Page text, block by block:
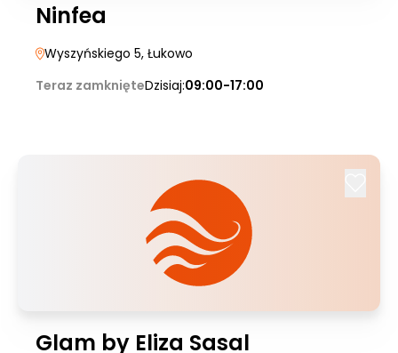
Ninfea
Wyszyńskiego 5, Łukowo
Teraz zamknięteDzisiaj:09:00-17:00
Glam by Eliza Sasal